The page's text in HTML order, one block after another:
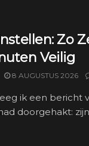
Zo
Veilig
8 AUGUSTUS 2026
ik een bericht
doorgehakt: